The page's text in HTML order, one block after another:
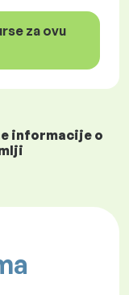
za ovu
informacije o